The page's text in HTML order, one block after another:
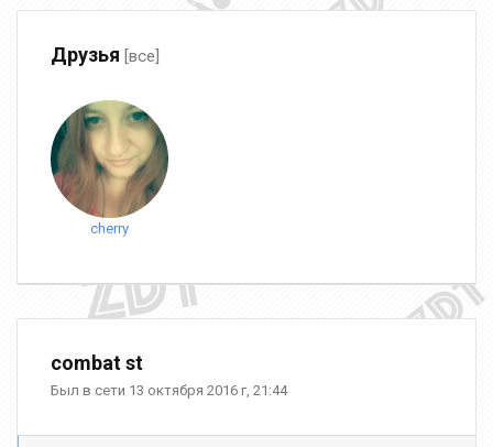
Друзья [все]
cherry
combat st
Был в сети 13 октября 2016 г, 21:44